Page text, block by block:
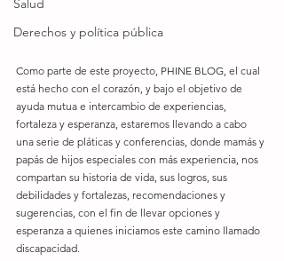
Salud
Derechos y política pública
Como parte de este proyecto, PHINE BLOG, el cual
está hecho con el corazón, y bajo el objetivo de
ayuda mutua e intercambio de experiencias,
fortaleza y esperanza, estaremos llevando a cabo
una serie de pláticas y conferencias, donde mamás y
papás de hijos especiales con más experiencia, nos
compartan su historia de vida, sus logros, sus
debilidades y fortalezas, recomendaciones y
sugerencias, con el fin de llevar opciones y
esperanza a quienes iniciamos este camino llamado
discapacidad.